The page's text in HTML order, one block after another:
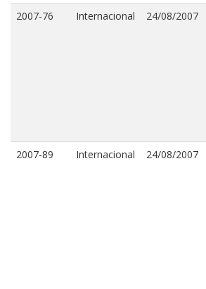
2007-76 Internacional 24/08/2007
2007-89 Internacional 24/08/2007